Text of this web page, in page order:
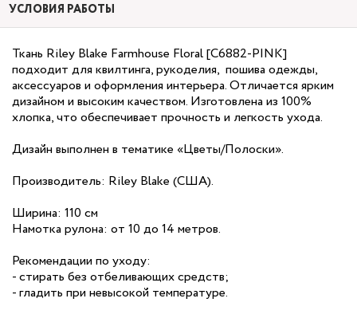
УСЛОВИЯ РАБОТЫ
Ткань Riley Blake Farmhouse Floral [C6882-PINK]
подходит для квилтинга, рукоделия, пошива одежды,
аксессуаров и оформления интерьера. Отличается ярким
дизайном и высоким качеством. Изготовлена из 100%
хлопка, что обеспечивает прочность и легкость ухода.
Дизайн выполнен в тематике «Цветы/Полоски».
Производитель: Riley Blake (США).
Ширина: 110 см
Намотка рулона: от 10 до 14 метров.
Рекомендации по уходу:
- стирать без отбеливающих средств;
- гладить при невысокой температуре.